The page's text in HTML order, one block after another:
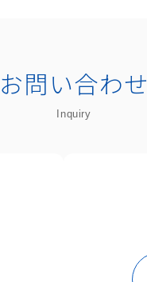
お問い合わせ
Inquiry